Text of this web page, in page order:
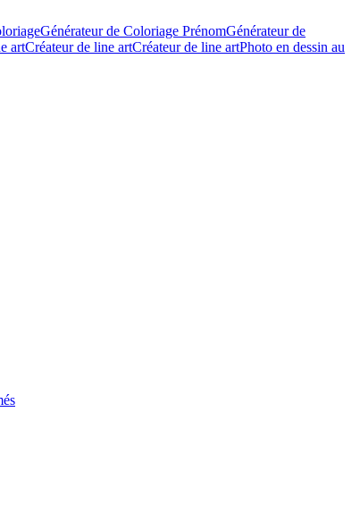
Générateur de Coloriage PrénomGénérateur de
artCréateur de line artCréateur de line artPhoto en dessin au